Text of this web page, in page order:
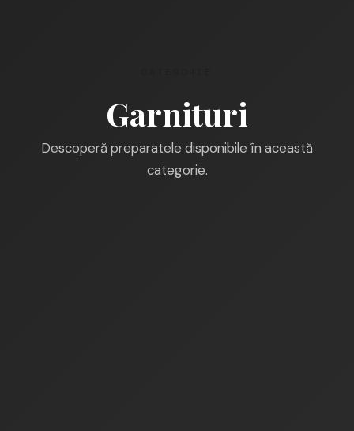
Garnituri
Descoperă preparatele disponibile în această
categorie.